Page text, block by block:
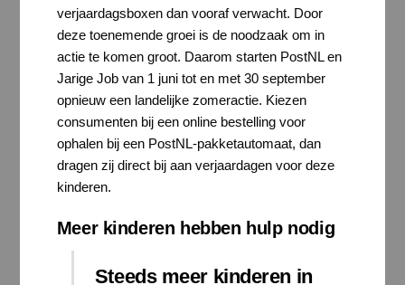
verjaardagsboxen dan vooraf verwacht. Door
deze toenemende groei is de noodzaak om in
actie te komen groot. Daarom starten PostNL en
Jarige Job van 1 juni tot en met 30 september
opnieuw een landelijke zomeractie. Kiezen
consumenten bij een online bestelling voor
ophalen bij een PostNL-pakketautomaat, dan
dragen zij direct bij aan verjaardagen voor deze
kinderen.
Meer kinderen hebben hulp nodig
Steeds meer kinderen in